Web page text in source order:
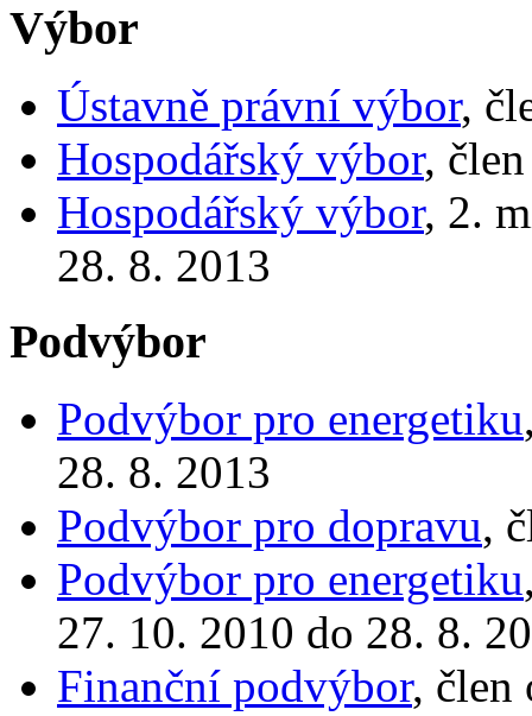
Výbor
Ústavně právní výbor,
Hospodářský výbor,
Hospodářský výbor, 2.
28. 8. 2013
Podvýbor
Podvýbor pro energetiku
28. 8. 2013
Podvýbor pro dopravu,
Podvýbor pro energetiku
27. 10. 2010 do 28. 8.
Finanční podvýbor, člen